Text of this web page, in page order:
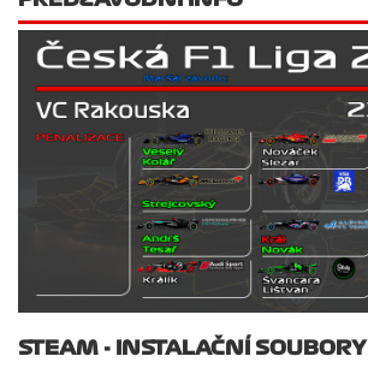
STEAM - INSTALAČNÍ SOUBORY